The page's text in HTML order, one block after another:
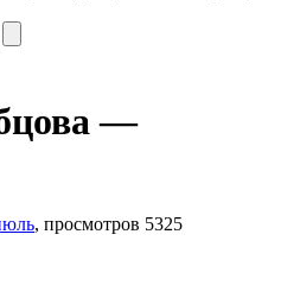
—
, просмотров 5325